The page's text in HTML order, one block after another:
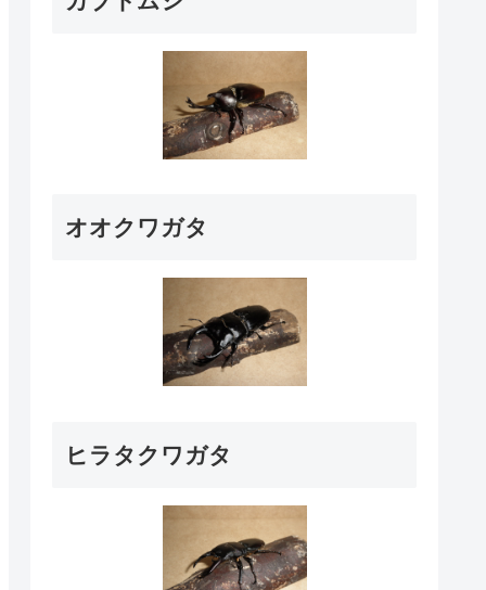
オオクワガタ
ヒラタクワガタ